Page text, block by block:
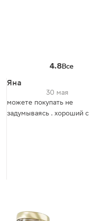
4.8Все
Яна
30 мая
можете покупать не
задумываясь . хороший сыр